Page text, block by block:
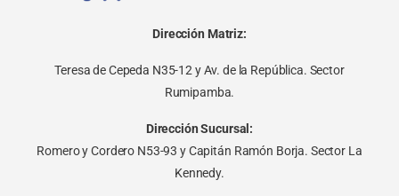
Dirección Matriz:
Teresa de Cepeda N35-12 y Av. de la República. Sector
Rumipamba.
Dirección Sucursal:
Romero y Cordero N53-93 y Capitán Ramón Borja. Sector La
Kennedy.